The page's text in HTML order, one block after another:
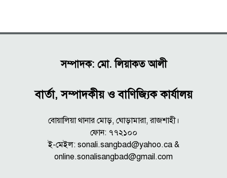
সম্পাদক: মো. লিয়াকত আলী
বার্তা, সম্পাদকীয় ও বাণিজ্যিক কার্যালয়
বোয়ালিয়া থানার মোড়, ঘোড়ামারা, রাজশাহী।
ফোন: ৭৭২১০০
ই-মেইল: sonali.sangbad@yahoo.ca &
online.sonalisangbad@gmail.com